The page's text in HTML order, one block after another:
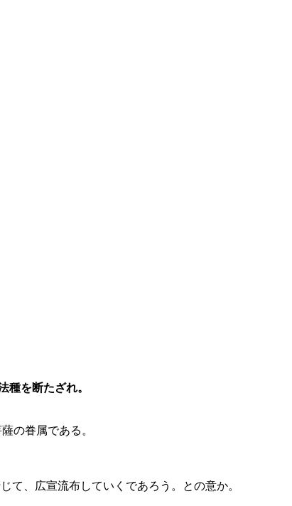
種を断たざれ。
眷属である。
広宣流布していくであろう。との意か。